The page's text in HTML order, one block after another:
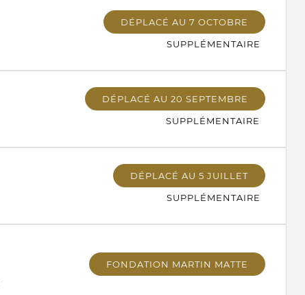
DÉPLACÉ AU 7 OCTOBRE
SUPPLÉMENTAIRE
DÉPLACÉ AU 20 SEPTEMBRE
SUPPLÉMENTAIRE
DÉPLACÉ AU 5 JUILLET
SUPPLÉMENTAIRE
FONDATION MARTIN MATTE